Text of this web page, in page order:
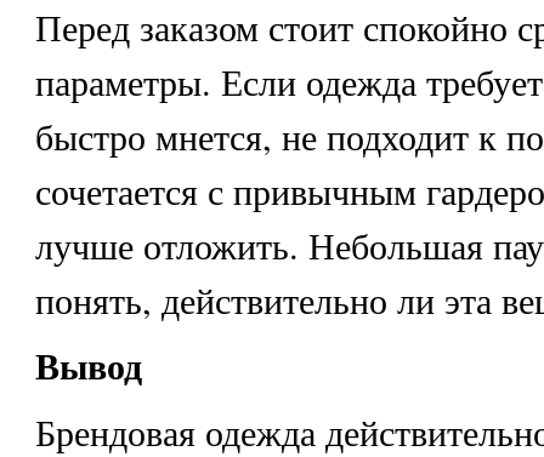
Перед заказом стоит спокойно
параметры. Если одежда
быстро мнется, не подходит к
сочетается с привычным
лучше отложить. Небольшая
понять, действительно ли эта
Вывод
Брендовая одежда